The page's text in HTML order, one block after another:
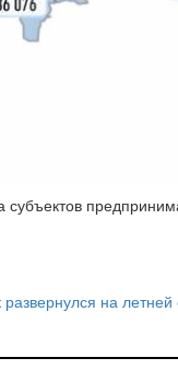
субъектов
развернулся на